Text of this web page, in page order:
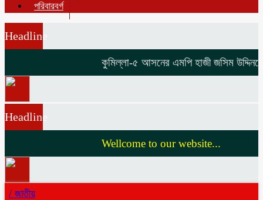
পরিবারবর্গ
Headline
কুমিল্লা-৫ আসনের এমপি হাজী জসিম উদ্দিনকে
Headline
Wellcome to our website...
/ জাতীয়